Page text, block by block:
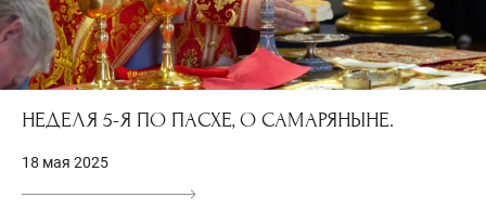
НЕДЕЛЯ 5-Я ПО ПАСХЕ, О САМАРЯНЫНЕ.
18 мая 2025